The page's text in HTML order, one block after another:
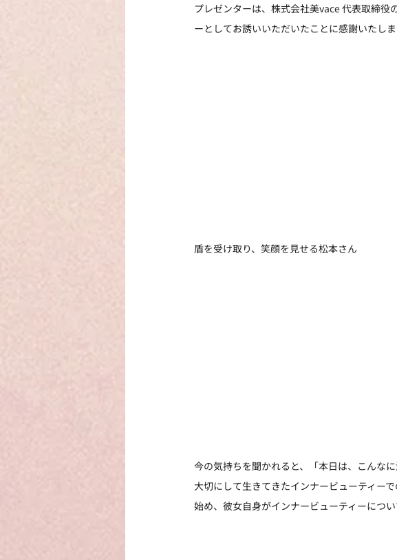
プレゼンターは、株式会社美vace 代表取締
ーとしてお誘いいただいたことに感謝いたしま
盾を受け取り、笑顔を見せる松本さん
今の気持ちを聞かれると、「本日は、こんな
大切にして生きてきたインナービューティー
始め、彼女自身がインナービューティーにつ